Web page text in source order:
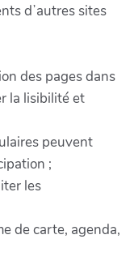
dʼautres sites
des pages dans
la lisibilité et
peuvent
;
les
de carte, agenda,